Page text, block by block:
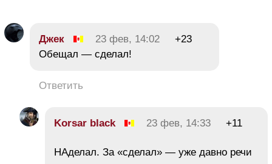
Джек 23 фев, 14:02
+23
Обещал — сделал!
Ответить
Korsar black 23 фев, 14:33 +11
НАделал. За «сделал» — уже давно речи